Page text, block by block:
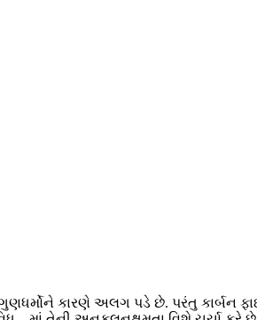
કારણે અલગ પડે છે. પરંતુ કાર્બન